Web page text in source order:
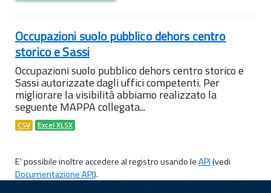
Occupazioni suolo pubblico dehors centro
storico e Sassi
Occupazioni suolo pubblico dehors centro storico e
Sassi autorizzate dagli uffici competenti. Per
migliorare la visibilità abbiamo realizzato la
seguente MAPPA collegata...
CSV Excel XLSX
E' possibile inoltre accedere al registro usando leAPI(vedi
Documentazione API).